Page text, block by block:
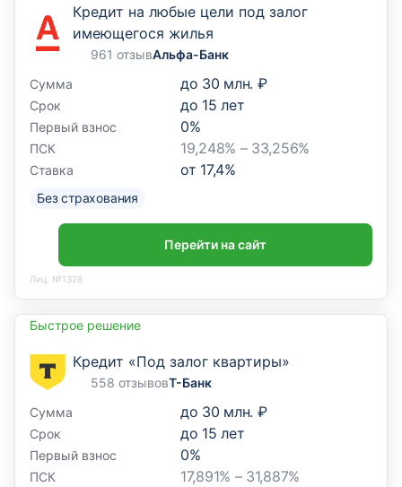
Кредит на любые цели под залог
имеющегося жилья
961 отзывАльфа-Банк
Сумма
до 30 млн. ₽
Срок до 15 лет
Первый взнос 0%
ПСК 19,248% – 33,256%
Ставка от 17,4%
Без страхования
Перейти на сайт
Лиц. №1326
Быстрое решение
Кредит «Под залог квартиры»
558 отзывовТ-Банк
Сумма
до 30 млн. ₽
Срок до 15 лет
Первый взнос 0%
ПСК 17,891% – 31,887%